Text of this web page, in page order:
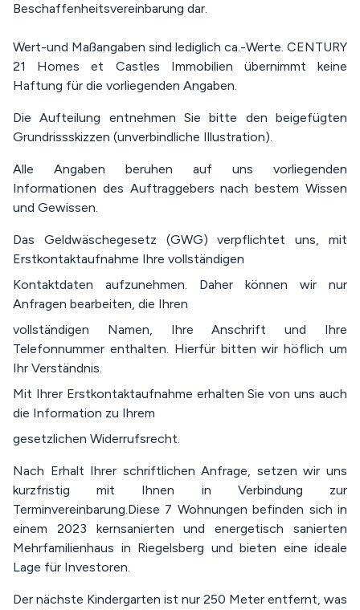
Beschaffenheitsvereinbarung dar.
Wert-und Maßangaben sind lediglich ca.-Werte. CENTURY
21 Homes et Castles Immobilien übernimmt keine
Haftung für die vorliegenden Angaben.
Die Aufteilung entnehmen Sie bitte den beigefügten
Grundrissskizzen (unverbindliche Illustration).
Alle Angaben beruhen auf uns vorliegenden
Informationen des Auftraggebers nach bestem Wissen
und Gewissen.
Das Geldwäschegesetz (GWG) verpflichtet uns, mit
Erstkontaktaufnahme Ihre vollständigen
Kontaktdaten aufzunehmen. Daher können wir nur
Anfragen bearbeiten, die Ihren
vollständigen Namen, Ihre Anschrift und Ihre
Telefonnummer enthalten. Hierfür bitten wir höflich um
Ihr Verständnis.
Mit Ihrer Erstkontaktaufnahme erhalten Sie von uns auch
die Information zu Ihrem
gesetzlichen Widerrufsrecht.
Nach Erhalt Ihrer schriftlichen Anfrage, setzen wir uns
kurzfristig mit Ihnen in Verbindung zur
Terminvereinbarung.Diese 7 Wohnungen befinden sich in
einem 2023 kernsanierten und energetisch sanierten
Mehrfamilienhaus in Riegelsberg und bieten eine ideale
Lage für Investoren.
Der nächste Kindergarten ist nur 250 Meter entfernt, was